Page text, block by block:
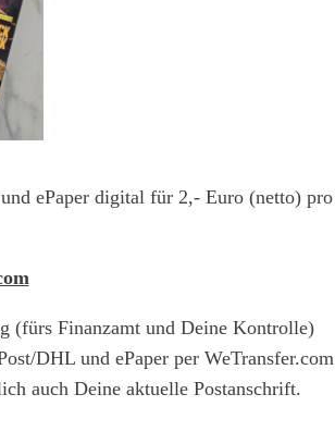
ePaper digital für 2,- Euro (netto) pro
(fürs Finanzamt und Deine Kontrolle)
DHL und ePaper per WeTransfer.com
auch Deine aktuelle Postanschrift.